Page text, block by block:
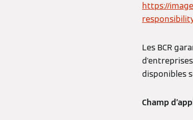
https://
Les BCR
disponibles
Champ